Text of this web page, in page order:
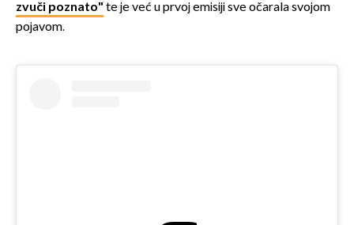
zvuči poznato" te je već u prvoj emisiji sve očarala svojom
pojavom.